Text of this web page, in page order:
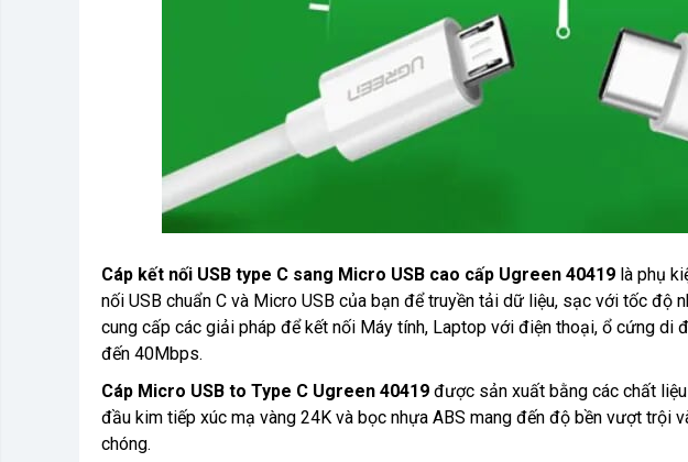
Cáp kết nối USB type C sang Micro USB cao cấp Ugreen 40419 là phụ
nối USB chuẩn C và Micro USB của bạn để truyền tải dữ liệu, sạc với tốc độ
cung cấp các giải pháp để kết nối Máy tính, Laptop với điện thoại, ổ cứng di
đến 40Mbps.
Cáp Micro USB to Type C Ugreen 40419 được sản xuất bằng các chất
đầu kim tiếp xúc mạ vàng 24K và bọc nhựa ABS mang đến độ bền vượt trội
chóng.